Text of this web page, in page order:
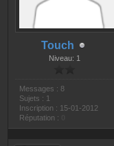
Touch
Niveau: 1
Messages : 8
Sujets : 1
Inscription : 15-01-2012
Réputation :